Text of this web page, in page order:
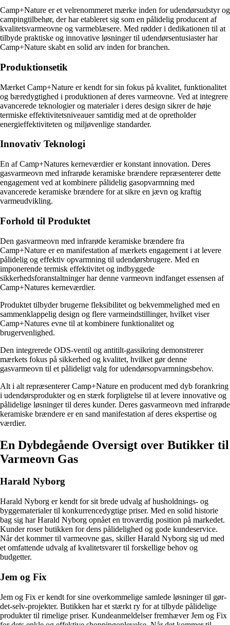
Camp+Nature er et velrenommeret mærke inden for udendørsudstyr og
campingtilbehør, der har etableret sig som en pålidelig producent af
kvalitetsvarmeovne og varmeblæsere. Med rødder i dedikationen til at
tilbyde praktiske og innovative løsninger til udendørsentusiaster har
Camp+Nature skabt en solid arv inden for branchen.
Produktionsetik
Mærket Camp+Nature er kendt for sin fokus på kvalitet, funktionalitet
og bæredygtighed i produktionen af deres varmeovne. Ved at integrere
avancerede teknologier og materialer i deres design sikrer de høje
termiske effektivitetsniveauer samtidig med at de opretholder
energieffektiviteten og miljøvenlige standarder.
Innovativ Teknologi
En af Camp+Natures kerneværdier er konstant innovation. Deres
gasvarmeovn med infrarøde keramiske brændere repræsenterer dette
engagement ved at kombinere pålidelig gasopvarmning med
avancerede keramiske brændere for at sikre en jævn og kraftig
varmeudvikling.
Forhold til Produktet
Den gasvarmeovn med infrarøde keramiske brændere fra
Camp+Nature er en manifestation af mærkets engagement i at levere
pålidelig og effektiv opvarmning til udendørsbrugere. Med en
imponerende termisk effektivitet og indbyggede
sikkerhedsforanstaltninger har denne varmeovn indfanget essensen af
Camp+Natures kerneværdier.
Produktet tilbyder brugerne fleksibilitet og bekvemmelighed med en
sammenklappelig design og flere varmeindstillinger, hvilket viser
Camp+Natures evne til at kombinere funktionalitet og
brugervenlighed.
Den integrerede ODS-ventil og antitilt-gassikring demonstrerer
mærkets fokus på sikkerhed og kvalitet, hvilket gør denne
gasvarmeovn til et pålideligt valg for udendørsopvarmningsbehov.
Alt i alt repræsenterer Camp+Nature en producent med dyb forankring
i udendørsprodukter og en stærk forpligtelse til at levere innovative og
pålidelige løsninger til deres kunder. Deres gasvarmeovn med infrarøde
keramiske brændere er en sand manifestation af deres ekspertise og
værdier.
En Dybdegående Oversigt over Butikker til
Varmeovn Gas
Harald Nyborg
Harald Nyborg er kendt for sit brede udvalg af husholdnings- og
byggematerialer til konkurrencedygtige priser. Med en solid historie
bag sig har Harald Nyborg opnået en troværdig position på markedet.
Kunder roser butikken for dens pålidelighed og gode kundeservice.
Når det kommer til varmeovne gas, skiller Harald Nyborg sig ud med
et omfattende udvalg af kvalitetsvarer til forskellige behov og
budgetter.
Jem og Fix
Jem og Fix er kendt for sine overkommelige samlede løsninger til gør-
det-selv-projekter. Butikken har et stærkt ry for at tilbyde pålidelige
produkter til rimelige priser. Kundeanmeldelser fremhæver Jem og Fix